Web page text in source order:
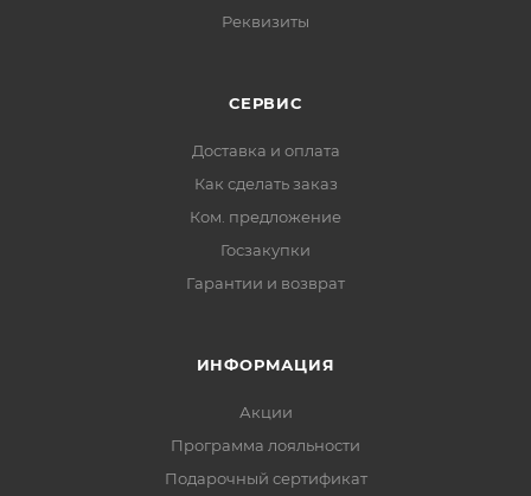
Реквизиты
СЕРВИС
Доставка и оплата
Как сделать заказ
Ком. предложение
Госзакупки
Гарантии и возврат
ИНФОРМАЦИЯ
Акции
Программа лояльности
Подарочный сертификат